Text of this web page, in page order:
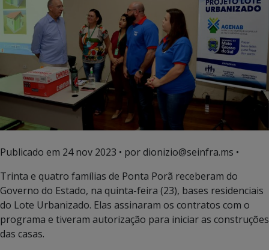
Publicado em 24 nov 2023 • por dionizio@seinfra.ms •
Trinta e quatro famílias de Ponta Porã receberam do
Governo do Estado, na quinta-feira (23), bases residenciais
do Lote Urbanizado. Elas assinaram os contratos com o
programa e tiveram autorização para iniciar as construções
das casas.